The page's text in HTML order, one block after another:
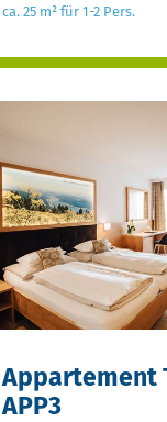
ca. 25 m² für 1-2 Pers.
Appartement
APP3